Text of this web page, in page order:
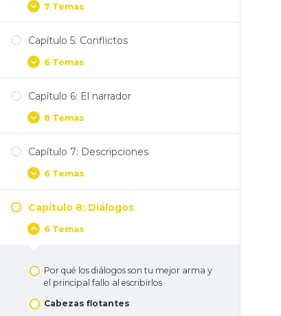
7 Temas
Capítulo 5: Conflictos
6 Temas
Capítulo 6: El narrador
8 Temas
Capítulo 7: Descripciones
6 Temas
Capítulo 8: Diálogos
6 Temas
Por qué los diálogos son tu mejor arma y
el principal fallo al escribirlos
Cabezas flotantes